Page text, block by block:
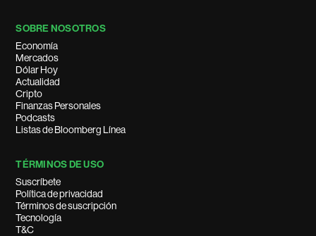
SOBRE NOSOTROS
Economía
Mercados
Dólar Hoy
Actualidad
Cripto
Finanzas Personales
Podcasts
Listas de Bloomberg Línea
TÉRMINOS DE USO
Suscríbete
Política de privacidad
Términos de suscripción
Tecnología
T&C